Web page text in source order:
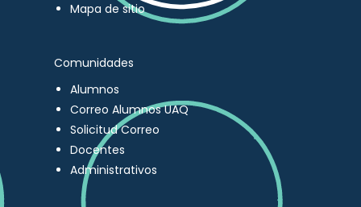
Mapa de sitio
Comunidades
Alumnos
Correo Alumnos UAQ
Solicitud Correo
Docentes
Administrativos